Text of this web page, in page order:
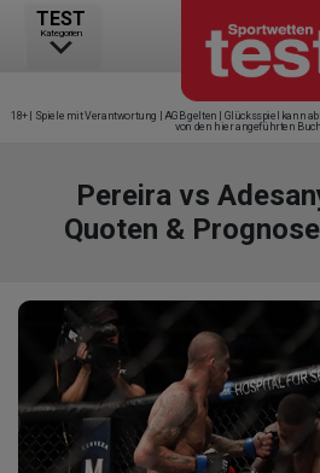
TEST
Kategorien
18+ | Spiele mit Verantwortung | AGB gelten | Glücksspiel kann
von den hier angeführten
Pereira vs
Quoten &